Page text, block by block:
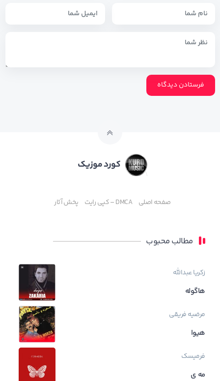
کورد موزیک
صفحه اصلی DMCA – کپی رایت پخش آثار
مطالب محبوب
زکریا عبدالله
هاگوله
مرضیه فریقی
هیوا
فرمیسک
مه ی